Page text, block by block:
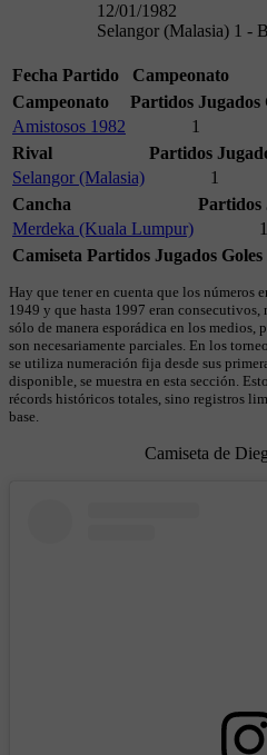
12/01/1982
Selangor (Malasia) 1 -
Fecha Partido
Campeonato
Campeonato
Partidos Jugados
Amistosos 1982
1
Rival
Partidos
Selangor (Malasia)
1
Cancha
Partidos
Merdeka (Kuala Lumpur)
1
Camiseta Partidos Jugados
Hay que tener en cuenta que los números
1949 y que hasta 1997 eran
sólo de manera esporádica en los medios,
son necesariamente parciales. En los
se utiliza numeración fija desde sus
disponible, se muestra en esta sección.
récords históricos totales, sino registros
base.
Camiseta de